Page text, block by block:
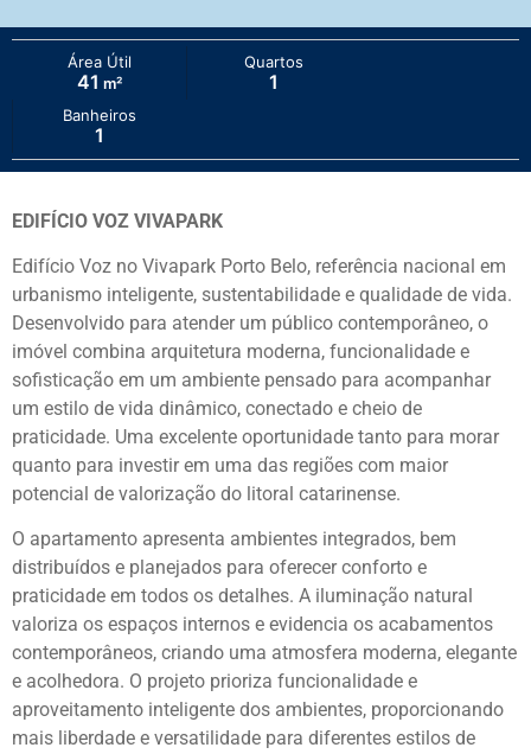
Área Útil
41 m²
Quartos
1
Banheiros
1
EDIFÍCIO VOZ VIVAPARK
Edifício Voz no Vivapark Porto Belo, referência nacional em
urbanismo inteligente, sustentabilidade e qualidade de vida.
Desenvolvido para atender um público contemporâneo, o
imóvel combina arquitetura moderna, funcionalidade e
sofisticação em um ambiente pensado para acompanhar
um estilo de vida dinâmico, conectado e cheio de
praticidade. Uma excelente oportunidade tanto para morar
quanto para investir em uma das regiões com maior
potencial de valorização do litoral catarinense.
O apartamento apresenta ambientes integrados, bem
distribuídos e planejados para oferecer conforto e
praticidade em todos os detalhes. A iluminação natural
valoriza os espaços internos e evidencia os acabamentos
contemporâneos, criando uma atmosfera moderna, elegante
e acolhedora. O projeto prioriza funcionalidade e
aproveitamento inteligente dos ambientes, proporcionando
mais liberdade e versatilidade para diferentes estilos de